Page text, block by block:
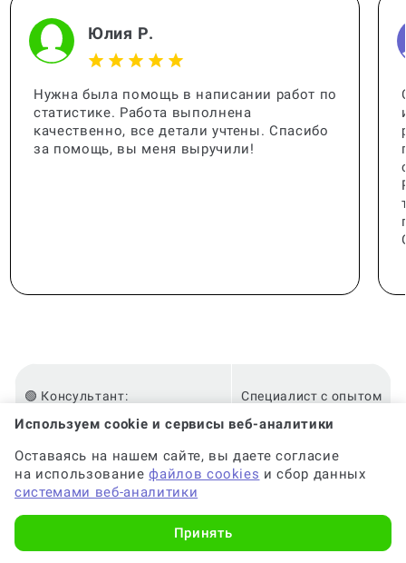
Юлия Р.
Нужна была помощь в написании работ по
статистике. Работа выполнена
качественно, все детали учтены. Спасибо
за помощь, вы меня выручили!
🟢 Консультант: Специалист с опытом
🟢 Гарантия на консультацию: До 6 месяцев
Используем cookie и сервисы веб-аналитики
Оставаясь на нашем сайте, вы даете согласие
на использованиефайлов cookies и сбор данных
системами веб-аналитики
Принять